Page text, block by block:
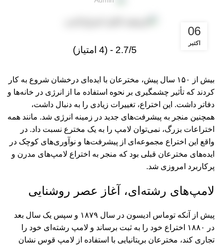
06
اکتبر
2.7/5 - (4 امتیاز)
بیش از ۱۵۰ سال پیش، مخترعان با ایده‌ای درخشان شروع به کار
کردند که تأثیر چشمگیری بر نحوه استفاده ما از انرژی در خانه‌ها و
دفاتر داشت. این اختراع، تغییرات زیادی را به دنبال داشت،
همچنین منجر به پیشرفت‌های جدید در زمینه انرژی شد. مانند همه
اختراعات بزرگ، نمی‌توان لامپ را به یک مخترع نسبت داد. در
واقع این اختراع مجموعه‌ای از پیشرفت‌ها و نوآوری‌های کوچک در
ایده‌های مخترعان قبلی بود که منجر به اختراع لامپ‌های مدرن و
پرکاربرد امروزی شد.
لامپ‌های رشته‌ای، آغاز عصر روشنایی
پیش از آنکه توماس ادیسون در سال ۱۸۷۹ و سپس یک سال بعد
در ۱۸۸۰ اختراع خود را به ثبت برساند و لامپ رشته‌ای خود را
تجاری کند، مخترعان بریتانیایی با استفاده از لامپ قوس نشان